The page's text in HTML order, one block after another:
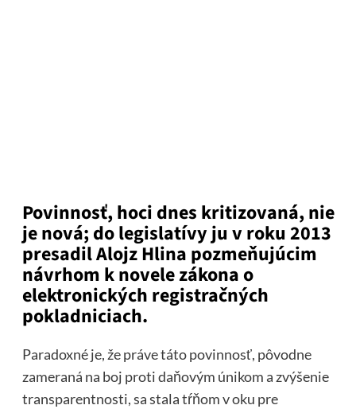
Povinnosť, hoci dnes kritizovaná, nie
je nová; do legislatívy ju v roku 2013
presadil Alojz Hlina pozmeňujúcim
návrhom k novele zákona o
elektronických registračných
pokladniciach.
Paradoxné je, že práve táto povinnosť, pôvodne
zameraná na boj proti daňovým únikom a zvýšenie
transparentnosti, sa stala tŕňom v oku pre